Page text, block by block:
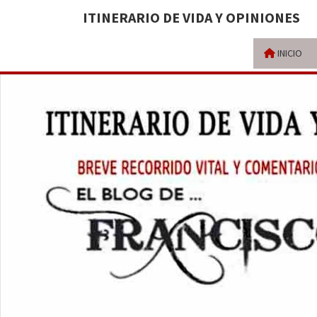
ITINERARIO DE VIDA Y OPINIONES
INICIO